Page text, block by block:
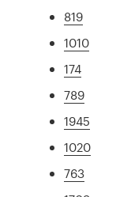
819
1010
174
789
1945
1020
763